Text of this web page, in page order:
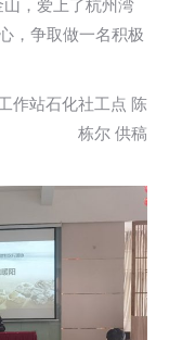
，爱上了杭州湾
，争取做一名积极
站石化社工点 陈
栋尔 供稿